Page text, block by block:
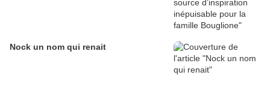
Nock un nom qui renait